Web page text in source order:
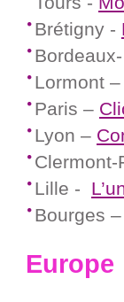
Brétigny -
Bordeaux-
Lormont –
Paris –
Lyon –
Clermont-
Lille -
Bourges –
Europe